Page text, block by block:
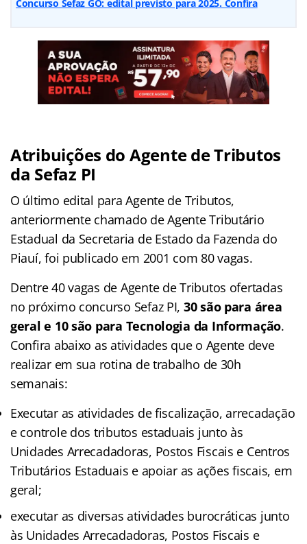
Concurso Sefaz GO: edital previsto para 2025. Confira
Atribuições do Agente de Tributos
da Sefaz PI
O último edital para Agente de Tributos,
anteriormente chamado de Agente Tributário
Estadual da Secretaria de Estado da Fazenda do
Piauí, foi publicado em 2001 com 80 vagas.
Dentre 40 vagas de Agente de Tributos ofertadas
no próximo concurso Sefaz PI, 30 são para área
geral e 10 são para Tecnologia da Informação.
Confira abaixo as atividades que o Agente deve
realizar em sua rotina de trabalho de 30h
semanais:
Executar as atividades de fiscalização, arrecadação
e controle dos tributos estaduais junto às
Unidades Arrecadadoras, Postos Fiscais e Centros
Tributários Estaduais e apoiar as ações fiscais, em
geral;
executar as diversas atividades burocráticas junto
às Unidades Arrecadadoras, Postos Fiscais e